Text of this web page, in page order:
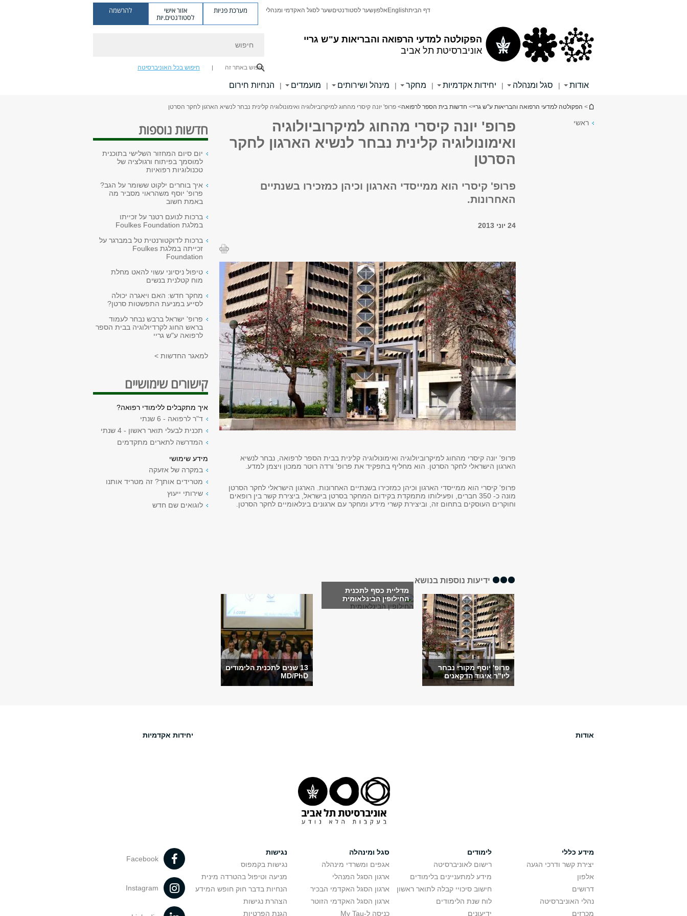
הפקולטה למדעי הרפואה והבריאות ע"ש גריי
אוניברסיטת תל אביב
דף הביתEnglish אלפוןשער לסטודנטיםשער לסגל האקדמי ומנהלי מערכת פניות אזור אישי
לסטודנטים.יות
להרשמה
חיפוש באתר זה חיפוש בכל האוניברסיטה
אודות | סגל ומנהלה | יחידות אקדמיות | מחקר | מינהל ושירותים | מועמדים | הנחיות חירום
הינך נמצא כאן
> הפקולטה למדעי הרפואה והבריאות ע"ש גריי> חדשות בית הספר לרפואה> פרופ' יונה קיסרי מהחוג למיקרוביולוגיה ואימונולוגיה קלינית נבחר לנשיא הארגון לחקר הסרטן
ראשי
פרופ' יונה קיסרי מהחוג למיקרוביולוגיה
ואימונולוגיה קלינית נבחר לנשיא הארגון לחקר
הסרטן
פרופ' קיסרי הוא ממייסדי הארגון וכיהן כמזכירו בשנתיים
האחרונות.
24 יוני 2013
פרופ' יונה קיסרי מהחוג למיקרוביולוגיה ואימונולוגיה קלינית בבית הספר לרפואה, נבחר לנשיא
הארגון הישראלי לחקר הסרטן. הוא מחליף בתפקיד את פרופ' ורדה רוטר ממכון ויצמן למדע.
פרופ' קיסרי הוא ממייסדי הארגון וכיהן כמזכירו בשנתיים האחרונות. הארגון הישראלי לחקר הסרטן
מונה כ- 350 חברים, ופעילותו מתמקדת בקידום המחקר בסרטן בישראל, ביצירת קשר בין רופאים
וחוקרים העוסקים בתחום זה, וביצירת קשרי מידע ומחקר עם ארגונים בינלאומיים לחקר הסרטן.
ידיעות נוספות בנושא
פרופ' יוסף מקורי נבחר
ליו"ר איגוד הדקאנים
מדליית כסף לתכנית
החילופין הבינלאומית
13 שנים לתכנית הלימודים
MD/PhD
חדשות נוספות
יום סיום המחזור השלישי בתוכנית
למוסמך בפיתוח ורגולציה של
טכנולוגיות רפואיות
איך בוחרים ילקוט ששומר על הגב?
פרופ' יוסף משהראוי מסביר מה
באמת חשוב
ברכות לנועם רטנר על זכייתו
במלגת Foulkes Foundation
ברכות לדוקטורנטית טל במברגר על
זכייתה במלגת Foulkes
Foundation
טיפול ניסיוני עשוי להאט מחלת
מוח קטלנית בנשים
מחקר חדש: האם ויאגרה יכולה
לסייע במניעת התפשטות סרטן?
פרופ' ישראל ברבש נבחר לעמוד
בראש החוג לקרדיולוגיה בבית הספר
לרפואה ע"ש גריי
למאגר החדשות >
קישורים שימושיים
איך מתקבלים ללימודי רפואה?
ד"ר לרפואה - 6 שנתי
תכנית לבעלי תואר ראשון - 4 שנתי
המדרשה לתארים מתקדמים
מידע שימושי
במקרה של אזעקה
מטרידים אותך? זה מטריד אותנו
שירותי ייעוץ
לוגואים שם חדש
אודות יחידות אקדמיות
מידע כללי
יצירת קשר ודרכי הגעה
אלפון
דרושים
נהלי האוניברסיטה
מכרזים
לימודים
רישום לאוניברסיטה
מידע למתעניינים בלימודים
חישוב סיכויי קבלה לתואר ראשון
לוח שנת הלימודים
ידיעונים
סגל ומינהלה
אגפים ומשרדי מינהלה
ארגון הסגל המנהלי
ארגון הסגל האקדמי הבכיר
ארגון הסגל האקדמי הזוטר
כניסה ל-My Tau
נגישות
נגישות בקמפוס
מניעה וטיפול בהטרדה מינית
הנחיות בדבר חוק חופש המידע
הצהרת נגישות
הגנת הפרטיות
Facebook
Instagram